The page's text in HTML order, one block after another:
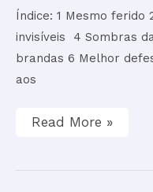
Índice: 1 Mesmo ferido
invisíveis 4 Sombras
brandas 6 Melhor
aos
Read More »